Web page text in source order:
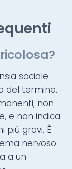
sociale
del termine.
non
e non indica
più gravi. È
nervoso
a un